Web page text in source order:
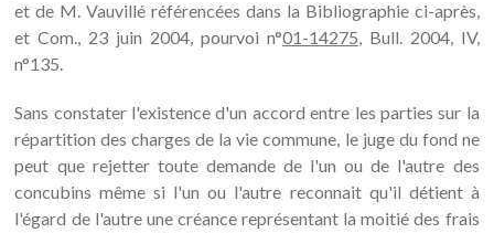
et de M. Vauvillé référencées dans la Bibliographie ci-après,
et Com., 23 juin 2004, pourvoi n°01-14275, Bull. 2004, IV,
n°135.
Sans constater l'existence d'un accord entre les parties sur la
répartition des charges de la vie commune, le juge du fond ne
peut que rejetter toute demande de l'un ou de l'autre des
concubins même si l'un ou l'autre reconnait qu'il détient à
l'égard de l'autre une créance représentant la moitié des frais